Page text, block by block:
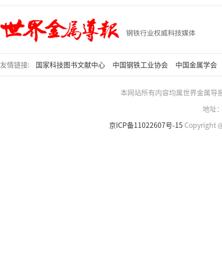
友情链接: 国家科技图书文献中心 中国钢铁工业协会 中国金属学会
本网站所有内容均属世界金属导
地址
京ICP备11022607号-15 Copyright